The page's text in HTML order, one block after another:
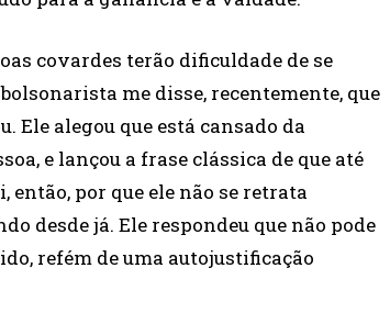
covardes terão dificuldade de se
me disse, recentemente, que
Ele alegou que está cansado da
e lançou a frase clássica de que até
por que ele não se retrata
desde já. Ele respondeu que não pode
refém de uma autojustificação